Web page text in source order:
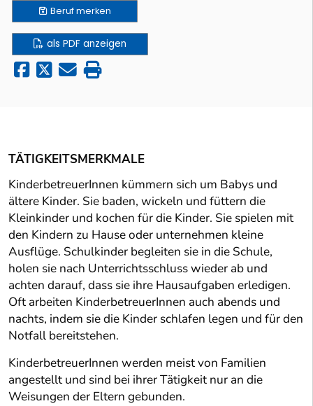
Berufmerken
als PDF anzeigen
TÄTIGKEITSMERKMALE
KinderbetreuerInnen kümmern sich um Babys und
ältere Kinder. Sie baden, wickeln und füttern die
Kleinkinder und kochen für die Kinder. Sie spielen mit
den Kindern zu Hause oder unternehmen kleine
Ausflüge. Schulkinder begleiten sie in die Schule,
holen sie nach Unterrichtsschluss wieder ab und
achten darauf, dass sie ihre Hausaufgaben erledigen.
Oft arbeiten KinderbetreuerInnen auch abends und
nachts, indem sie die Kinder schlafen legen und für den
Notfall bereitstehen.
KinderbetreuerInnen werden meist von Familien
angestellt und sind bei ihrer Tätigkeit nur an die
Weisungen der Eltern gebunden.